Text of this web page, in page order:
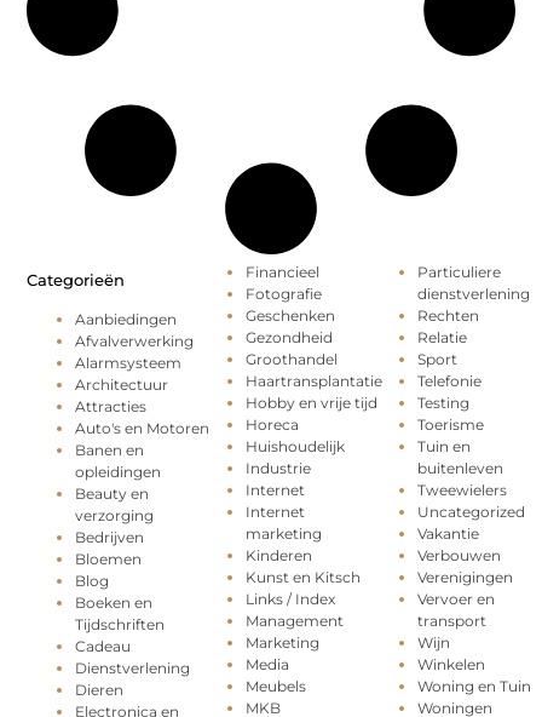
Categorieën
Aanbiedingen
Afvalverwerking
Alarmsysteem
Architectuur
Attracties
Auto's en Motoren
Banen en
opleidingen
Beauty en
verzorging
Bedrijven
Bloemen
Blog
Boeken en
Tijdschriften
Cadeau
Dienstverlening
Dieren
Electronica en
Financieel
Fotografie
Geschenken
Gezondheid
Groothandel
Haartransplantatie
Hobby en vrije tijd
Horeca
Huishoudelijk
Industrie
Internet
Internet
marketing
Kinderen
Kunst en Kitsch
Links / Index
Management
Marketing
Media
Meubels
MKB
Particuliere
dienstverlening
Rechten
Relatie
Sport
Telefonie
Testing
Toerisme
Tuin en
buitenleven
Tweewielers
Uncategorized
Vakantie
Verbouwen
Verenigingen
Vervoer en
transport
Wijn
Winkelen
Woning en Tuin
Woningen